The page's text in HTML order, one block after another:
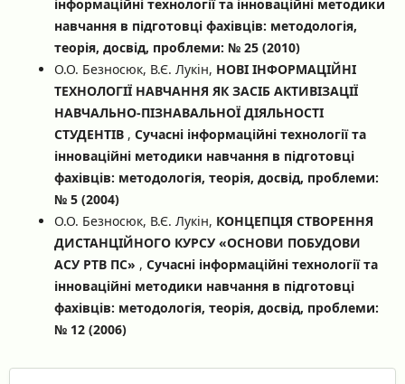
інформаційні технології та інноваційні методики
навчання в підготовці фахівців: методологія,
теорія, досвід, проблеми: № 25 (2010)
О.О. Безносюк, В.Є. Лукін, НОВІ ІНФОРМАЦІЙНІ
ТЕХНОЛОГІЇ НАВЧАННЯ ЯК ЗАСІБ АКТИВІЗАЦІЇ
НАВЧАЛЬНО-ПІЗНАВАЛЬНОЇ ДІЯЛЬНОСТІ
СТУДЕНТІВ , Сучасні інформаційні технології та
інноваційні методики навчання в підготовці
фахівців: методологія, теорія, досвід, проблеми:
№ 5 (2004)
О.О. Безносюк, В.Є. Лукін, КОНЦЕПЦІЯ СТВОРЕННЯ
ДИСТАНЦІЙНОГО КУРСУ «ОСНОВИ ПОБУДОВИ
АСУ РТВ ПС» , Сучасні інформаційні технології та
інноваційні методики навчання в підготовці
фахівців: методологія, теорія, досвід, проблеми:
№ 12 (2006)